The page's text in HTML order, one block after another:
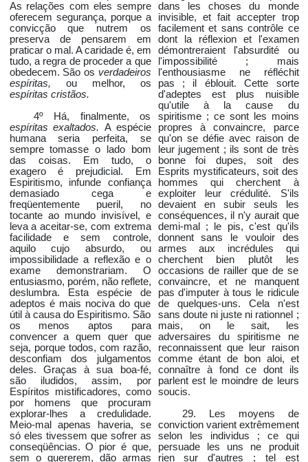
As relações com eles sempre
oferecem segurança, porque a
convicção que nutrem os
preserva de pensarem em
praticar o mal. A caridade é, em
tudo, a regra de proceder a que
obedecem. São os verdadeiros
espíritas, ou melhor, os
espíritas cristãos.
4º Há, finalmente, os
espíritas exaltados. A espécie
humana seria perfeita, se
sempre tomasse o lado bom
das coisas. Em tudo, o
exagero é prejudicial. Em
Espiritismo, infunde confiança
demasiado cega e
freqüentemente pueril, no
tocante ao mundo invisível, e
leva a aceitar-se, com extrema
facilidade e sem controle,
aquilo cujo absurdo, ou
impossibilidade a reflexão e o
exame demonstrariam. O
entusiasmo, porém, não reflete,
deslumbra. Esta espécie de
adeptos é mais nociva do que
útil à causa do Espiritismo. São
os menos aptos para
convencer a quem quer que
seja, porque todos, com razão,
desconfiam dos julgamentos
deles. Graças à sua boa-fé,
são iludidos, assim, por
Espíritos mistificadores, como
por homens que procuram
explorar-lhes a credulidade.
Meio-mal apenas haveria, se
só eles tivessem que sofrer as
conseqüências. O pior é que,
sem o quererem, dão armas
dans les choses du monde
invisible, et fait accepter trop
facilement et sans contrôle ce
dont la réflexion et l'examen
démontreraient l'absurdité ou
l'impossibilité ; mais
l'enthousiasme ne réfléchit
pas ; il éblouit. Cette sorte
d'adeptes est plus nuisible
qu'utile à la cause du
spiritisme ; ce sont les moins
propres à convaincre, parce
qu'on se défie avec raison de
leur jugement ; ils sont de très
bonne foi dupes, soit des
Esprits mystificateurs, soit des
hommes qui cherchent à
exploiter leur crédulité. S'ils
devaient en subir seuls les
conséquences, il n'y aurait que
demi-mal ; le pis, c'est qu'ils
donnent sans le vouloir des
armes aux incrédules qui
cherchent bien plutôt les
occasions de railler que de se
convaincre, et ne manquent
pas d'imputer à tous le ridicule
de quelques-uns. Cela n'est
sans doute ni juste ni rationnel ;
mais, on le sait, les
adversaires du spiritisme ne
reconnaissent que leur raison
comme étant de bon aloi, et
connaître à fond ce dont ils
parlent est le moindre de leurs
soucis.
29. Les moyens de
conviction varient extrêmement
selon les individus ; ce qui
persuade les uns ne produit
rien sur d'autres ; tel est